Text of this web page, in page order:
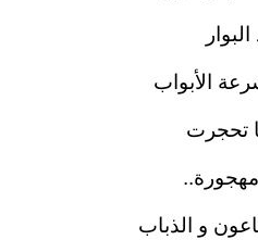
الأبواب
تحجرت
مهجورة..
و الذباب